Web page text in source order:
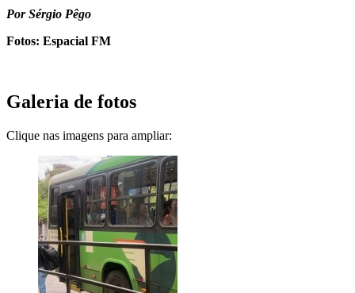
Por Sérgio Pêgo
Fotos: Espacial FM
Galeria de fotos
Clique nas imagens para ampliar: